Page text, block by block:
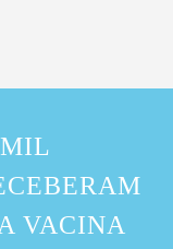
VACINA